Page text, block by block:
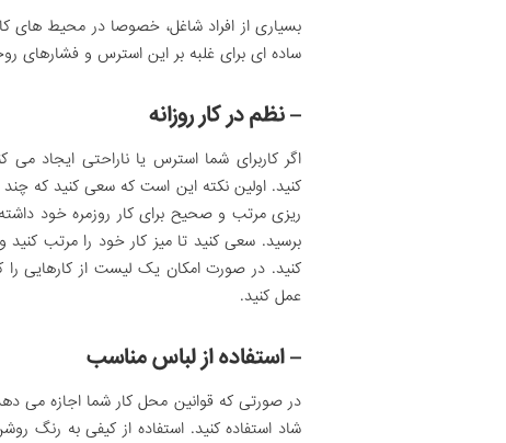
بسیاری از افراد شاغل، خصوصا در محیط های
ساده ای برای غلبه بر این استرس و فشارهای
– نظم در کار روزانه
اگر کاربرای شما استرس یا ناراحتی ایجاد
کنید. اولین نکته این است که سعی کنید که چند
ریزی مرتب و صحیح برای کار روزمره خود
برسید. سعی کنید تا میز کار خود را مرتب
کنید. در صورت امکان یک لیست از کارهایی
عمل کنید.
– استفاده از لباس مناسب
در صورتی که قوانین محل کار شما اجازه می
شاد استفاده کنید. استفاده از کیفی به رنگ